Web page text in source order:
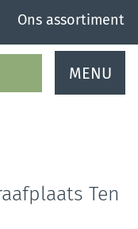
Ons assortiment
MENU
Ten